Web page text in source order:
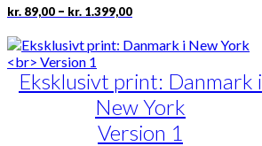
kr. 89,00 – kr. 1.399,00Prisinterval:
kr. 1.399,00
Dette
har
varianter.
Mulighederne
kan
vælges
Eksklusivt print: Danmark i
New York
Version 1